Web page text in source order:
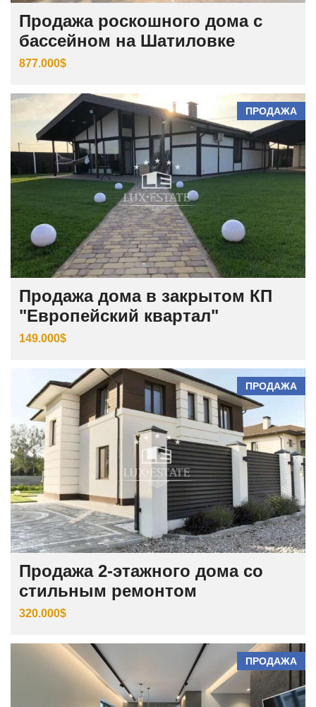
Продажа роскошного дома с
бассейном на Шатиловке
877.000$
ПРОДАЖА
Продажа дома в закрытом КП
"Европейский квартал"
149.000$
ПРОДАЖА
Продажа 2-этажного дома со
стильным ремонтом
320.000$
ПРОДАЖА